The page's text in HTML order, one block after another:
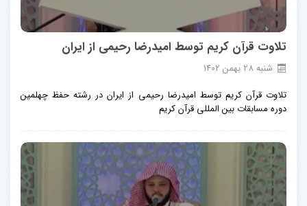
تلاوت قرآن کریم توسط امیدرضا رحیمی از ایران
شنبه28 بهمن 1402
تلاوت قرآن کریم توسط امیدرضا رحیمی از ایران در رشته حفظ چهلمین
دوره مسابقات بین المللی قرآن کریم